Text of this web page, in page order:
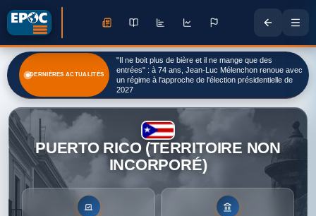
DERNIÈRES ACTUALITÉS
La Belgique va envoyer des militaires au Groenland -
RTBF Actus
PUERTO RICO (TERRITOIRE NON
INCORPORÉ)